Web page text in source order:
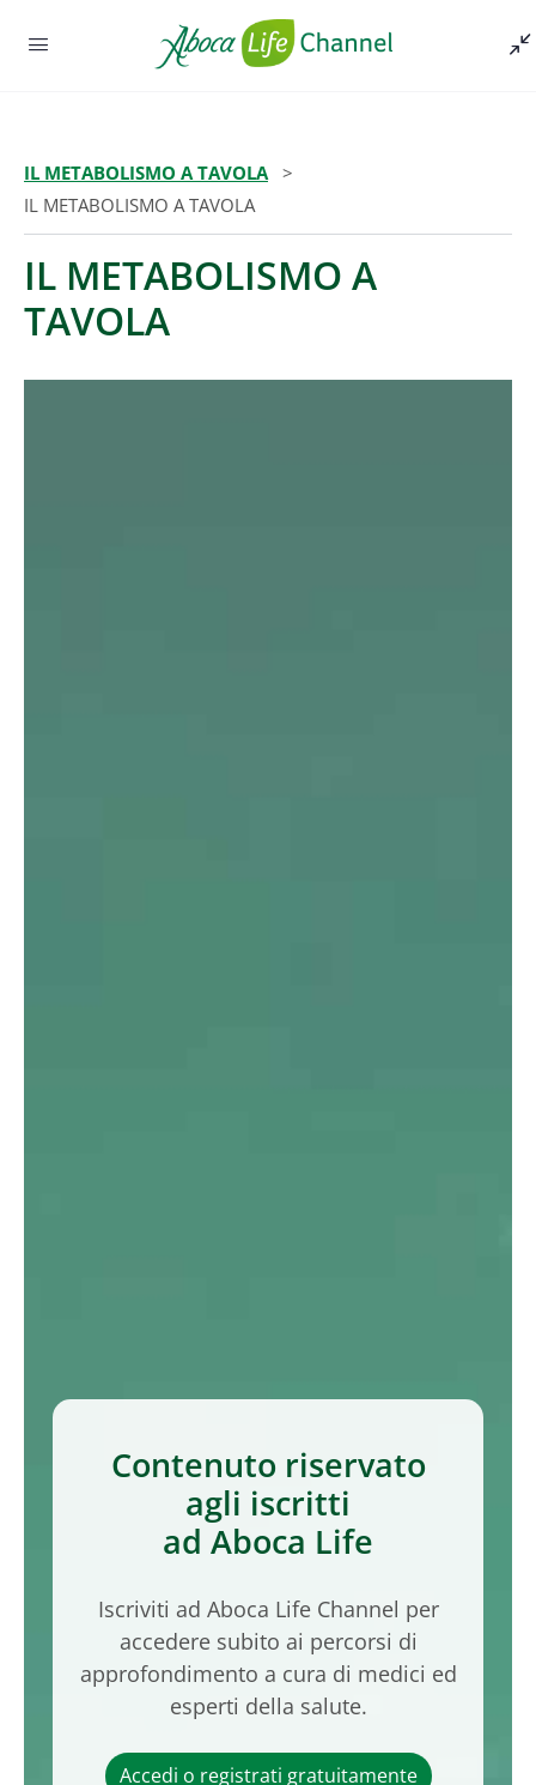
IL METABOLISMO A TAVOLA
Episodio -
IL METABOLISMO A TAVOLA
IL METABOLISMO A
TAVOLA
Contenuto riservato
agli iscritti
ad Aboca Life
Iscriviti ad Aboca Life Channel per
accedere subito ai percorsi di
approfondimento a cura di medici ed
esperti della salute.
Accedi o registrati gratuitamente